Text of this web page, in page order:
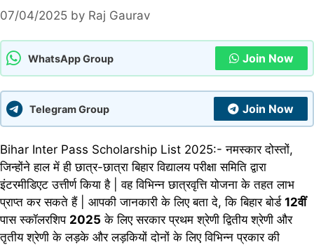
07/04/2025 by Raj Gaurav
WhatsApp Group Join Now
Telegram Group Join Now
Bihar Inter Pass Scholarship List 2025:- नमस्कार दोस्तों,
जिन्होंने हाल में ही छात्र-छात्रा बिहार विद्यालय परीक्षा समिति द्वारा
इंटरमीडिएटउत्तीर्ण किया है | वह विभिन्न छात्रवृत्ति योजना के तहत लाभ
प्राप्त कर सकते हैं | आपकी जानकारी के लिए बता दे, कि बिहार बोर्ड 12वीं
पास स्कॉलरशिप 2025 के लिए सरकार प्रथम श्रेणी द्वितीय श्रेणी और
तृतीय श्रेणी के लड़के और लड़कियों दोनों के लिए विभिन्न प्रकार की